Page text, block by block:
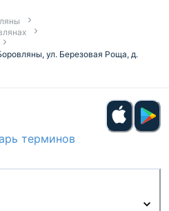
ул. Березовая Роща, д.
терминов